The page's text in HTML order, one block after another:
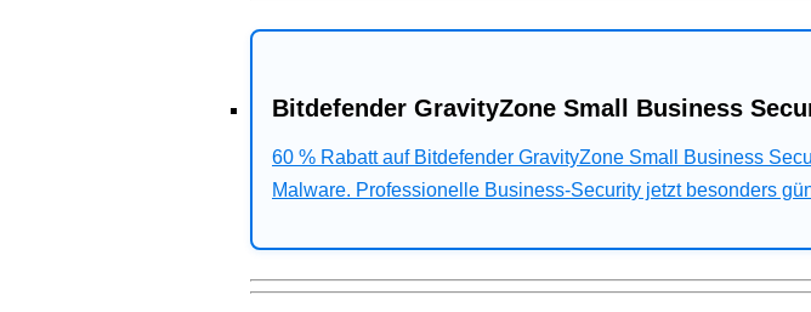
Bitdefender GravityZone Small Business
60 % Rabatt auf Bitdefender GravityZone Small Business
Malware. Professionelle Business-Security jetzt besonders